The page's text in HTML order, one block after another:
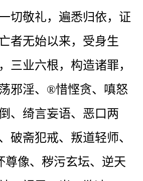
切敬礼，遍悉归依，证
者无始以来，受身生
三业六根，构造诸罪，
邪淫、®惜悭贪、嗔怒
、绮言妄语、恶口两
破斋犯戒、叛道轻师、
尊像、秽污玄坛、逆天